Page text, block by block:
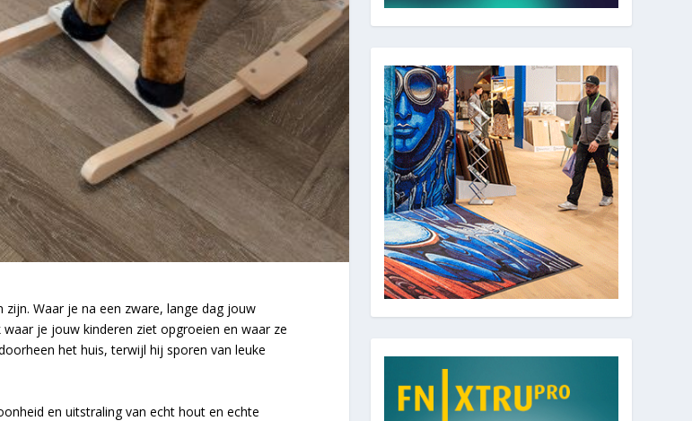
zijn. Waar je na een zware, lange dag jouw
je jouw kinderen ziet opgroeien en waar ze
het huis, terwijl hij sporen van leuke
en uitstraling van echt hout en echte